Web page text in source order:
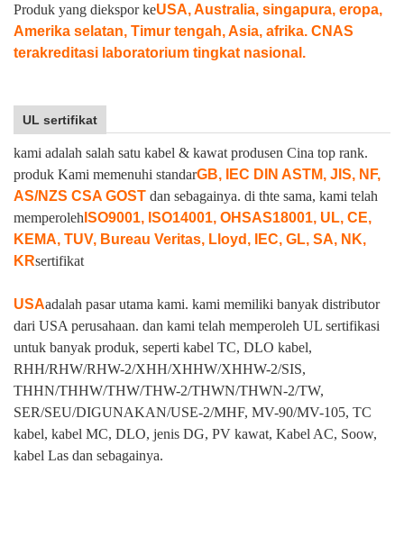
Produk yang diekspor keUSA, Australia, singapura, eropa,
Amerika selatan, Timur tengah, Asia, afrika. CNAS
terakreditasi laboratorium tingkat nasional.
UL sertifikat
kami adalah salah satu kabel & kawat produsen Cina top rank.
produk Kami memenuhi standarGB, IEC DIN ASTM, JIS, NF,
AS/NZS CSA GOST dan sebagainya. di thte sama, kami telah
memperoleh ISO9001, ISO14001, OHSAS18001, UL, CE,
KEMA, TUV, Bureau Veritas, Lloyd, IEC, GL, SA, NK,
KRsertifikat
USAadalah pasar utama kami. kami memiliki banyak distributor
dari USA perusahaan. dan kami telah memperoleh UL sertifikasi
untuk banyak produk, seperti kabel TC, DLO kabel,
RHH/RHW/RHW-2/XHH/XHHW/XHHW-2/SIS,
THHN/THHW/THW/THW-2/THWN/THWN-2/TW,
SER/SEU/DIGUNAKAN/USE-2/MHF, MV-90/MV-105, TC
kabel, kabel MC, DLO, jenis DG, PV kawat, Kabel AC, Soow,
kabel Las dan sebagainya.